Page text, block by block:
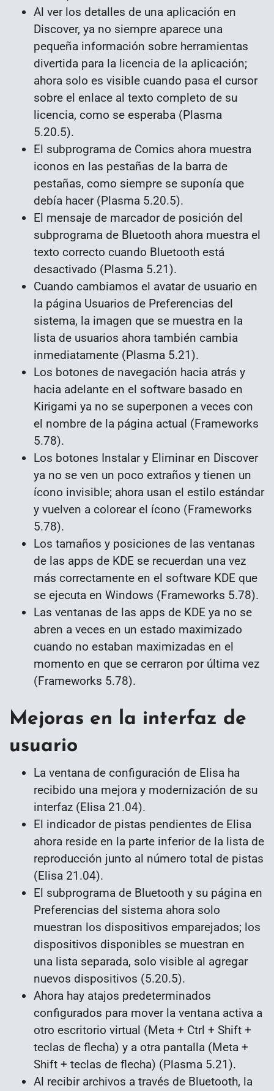
Al ver los detalles de una aplicación en
Discover, ya no siempre aparece una
pequeña información sobre herramientas
divertida para la licencia de la aplicación;
ahora solo es visible cuando pasa el cursor
sobre el enlace al texto completo de su
licencia, como se esperaba (Plasma
5.20.5).
El subprograma de Comics ahora muestra
iconos en las pestañas de la barra de
pestañas, como siempre se suponía que
debía hacer (Plasma 5.20.5).
El mensaje de marcador de posición del
subprograma de Bluetooth ahora muestra el
texto correcto cuando Bluetooth está
desactivado (Plasma 5.21).
Cuando cambiamos el avatar de usuario en
la página Usuarios de Preferencias del
sistema, la imagen que se muestra en la
lista de usuarios ahora también cambia
inmediatamente (Plasma 5.21).
Los botones de navegación hacia atrás y
hacia adelante en el software basado en
Kirigami ya no se superponen a veces con
el nombre de la página actual (Frameworks
5.78).
Los botones Instalar y Eliminar en Discover
ya no se ven un poco extraños y tienen un
ícono invisible; ahora usan el estilo estándar
y vuelven a colorear el ícono (Frameworks
5.78).
Los tamaños y posiciones de las ventanas
de las apps de KDE se recuerdan una vez
más correctamente en el software KDE que
se ejecuta en Windows (Frameworks 5.78).
Las ventanas de las apps de KDE ya no se
abren a veces en un estado maximizado
cuando no estaban maximizadas en el
momento en que se cerraron por última vez
(Frameworks 5.78).
Mejoras en la interfaz de
usuario
La ventana de configuración de Elisa ha
recibido una mejora y modernización de su
interfaz (Elisa 21.04).
El indicador de pistas pendientes de Elisa
ahora reside en la parte inferior de la lista de
reproducción junto al número total de pistas
(Elisa 21.04).
El subprograma de Bluetooth y su página en
Preferencias del sistema ahora solo
muestran los dispositivos emparejados; los
dispositivos disponibles se muestran en
una lista separada, solo visible al agregar
nuevos dispositivos (5.20.5).
Ahora hay atajos predeterminados
configurados para mover la ventana activa a
otro escritorio virtual (Meta + Ctrl + Shift +
teclas de flecha) y a otra pantalla (Meta +
Shift + teclas de flecha) (Plasma 5.21).
Al recibir archivos a través de Bluetooth, la